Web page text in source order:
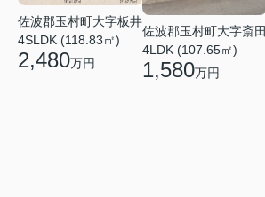
佐波郡玉村町大字板井
4SLDK (118.83㎡)
2,480万円
佐波郡玉村町大字斎田
4LDK (107.65㎡)
1,580万円